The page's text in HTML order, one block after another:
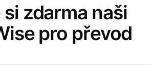
zdarma naši
pro převod